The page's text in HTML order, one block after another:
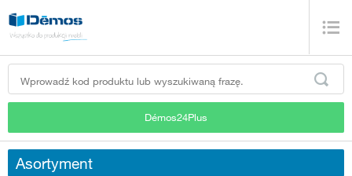
Démos24Plus
Asortyment